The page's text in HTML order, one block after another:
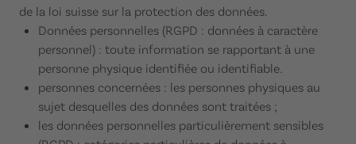
de la loi suisse sur la protection des données.
Données personnelles (RGPD : données à caractère
personnel) : toute information se rapportant à une
personne physique identifiée ou identifiable.
personnes concernées : les personnes physiques au
sujet desquelles des données sont traitées ;
les données personnelles particulièrement sensibles